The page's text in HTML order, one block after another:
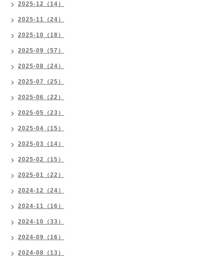
2025-12（14）
2025-11（24）
2025-10（18）
2025-09（57）
2025-08（24）
2025-07（25）
2025-06（22）
2025-05（23）
2025-04（15）
2025-03（14）
2025-02（15）
2025-01（22）
2024-12（24）
2024-11（16）
2024-10（33）
2024-09（16）
2024-08（13）